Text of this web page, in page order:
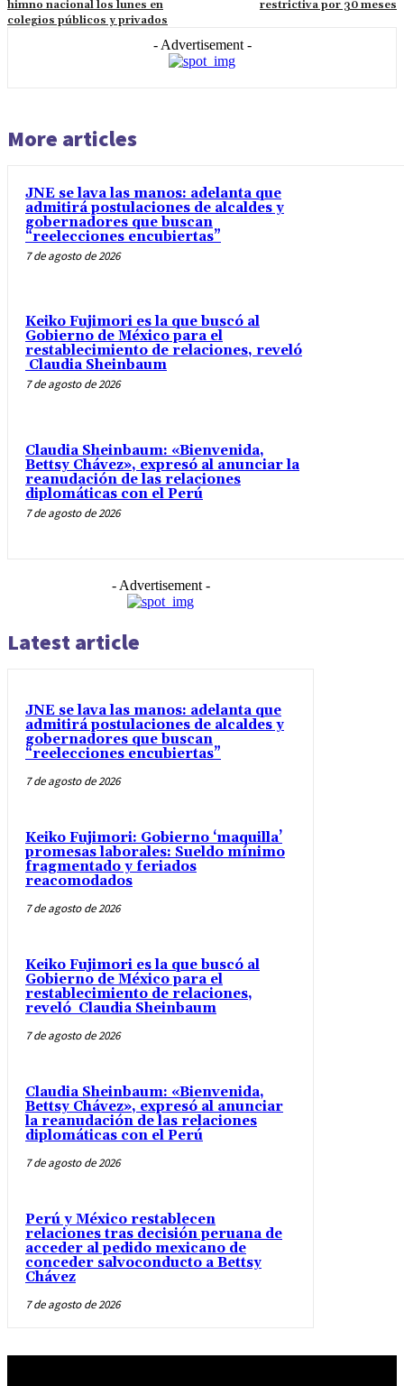
himno nacional los lunes en
colegios públicos y privados
restrictiva por 30 meses
- Advertisement -
More articles
JNE se lava las manos: adelanta que
admitirá postulaciones de alcaldes y
gobernadores que buscan
“reelecciones encubiertas”
7 de agosto de 2026
Keiko Fujimori es la que buscó al
Gobierno de México para el
restablecimiento de relaciones, reveló
Claudia Sheinbaum
7 de agosto de 2026
Claudia Sheinbaum: «Bienvenida,
Bettsy Chávez», expresó al anunciar la
reanudación de las relaciones
diplomáticas con el Perú
7 de agosto de 2026
- Advertisement -
Latest article
JNE se lava las manos: adelanta que
admitirá postulaciones de alcaldes y
gobernadores que buscan
“reelecciones encubiertas”
7 de agosto de 2026
Keiko Fujimori: Gobierno ‘maquilla’
promesas laborales: Sueldo mínimo
fragmentado y feriados
reacomodados
7 de agosto de 2026
Keiko Fujimori es la que buscó al
Gobierno de México para el
restablecimiento de relaciones,
reveló Claudia Sheinbaum
7 de agosto de 2026
Claudia Sheinbaum: «Bienvenida,
Bettsy Chávez», expresó al anunciar
la reanudación de las relaciones
diplomáticas con el Perú
7 de agosto de 2026
Perú y México restablecen
relaciones tras decisión peruana de
acceder al pedido mexicano de
conceder salvoconducto a Bettsy
Chávez
7 de agosto de 2026